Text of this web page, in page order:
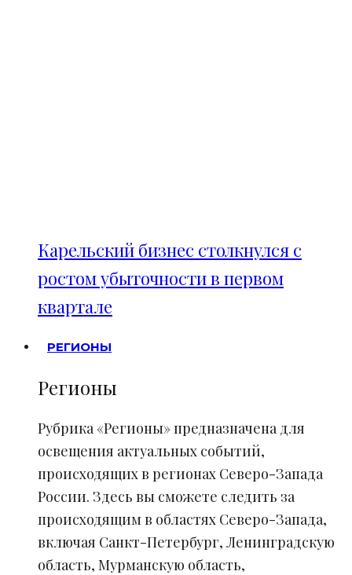
Карельский бизнес столкнулся с
ростом убыточности в первом
квартале
РЕГИОНЫ
Регионы
Рубрика «Регионы» предназначена для
освещения актуальных событий,
происходящих в регионах Северо-Запада
России. Здесь вы сможете следить за
происходящим в областях Северо-Запада,
включая Санкт-Петербург, Ленинградскую
область, Мурманскую область,